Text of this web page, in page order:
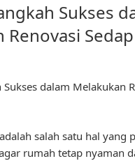
Sukses
Renovasi Sedap
dalam Melakukan
salah satu hal yang
rumah tetap nyaman